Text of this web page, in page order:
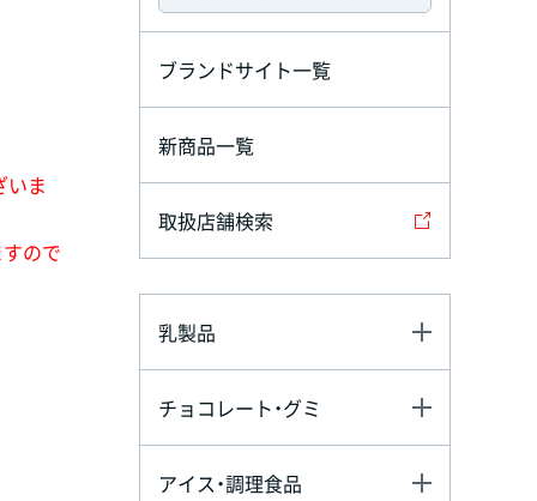
いま
ので
ブランドサイト一覧
新商品一覧
取扱店舗検索
乳製品
チョコレート・グミ
アイス・調理食品